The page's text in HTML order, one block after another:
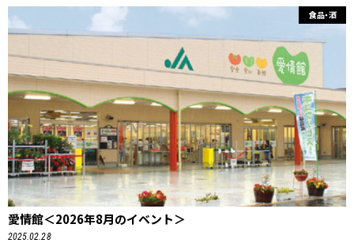
食品・酒
愛情館＜2026年8月のイベント＞
2025.02.28